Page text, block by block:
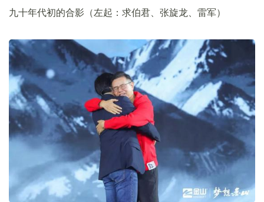
九十年代初的合影（左起：求伯君、张旋龙、雷军）